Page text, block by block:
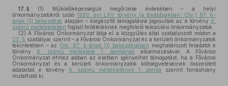
17. § (1)
Működőképességük megőrzése érdekében – a helyi
önkormányzatokról szóló 1990. évi LXV. törvény (a továbbiakban: Ötv.) 87. §-
ának (1) bekezdése alapján – kiegészítő támogatásra jogosultak az e törvény 6.
számú mellékletében foglalt feltételeknek megfelelő települési önkormányzatok.
(2) A Fővárosi Önkormányzat látja el a közgyűlés által szabályozott módon a
23. § szabályai szerint – a Fővárosi Önkormányzat és a kerületi önkormányzatok
tekintetében – az Ötv. 87. §-ának (1) bekezdésében meghatározott feladatot e
törvény
6. számú melléklete 1. pontjának alkalmazásával. A Fővárosi
Önkormányzat ehhez abban az esetben igényelhet támogatást, ha a Fővárosi
Önkormányzat és a kerületi önkormányzatok költségvetéseinek összesített
adataiból e törvény 6. számú mellékletének 1. pontja szerint forráshiány
mutatható ki.